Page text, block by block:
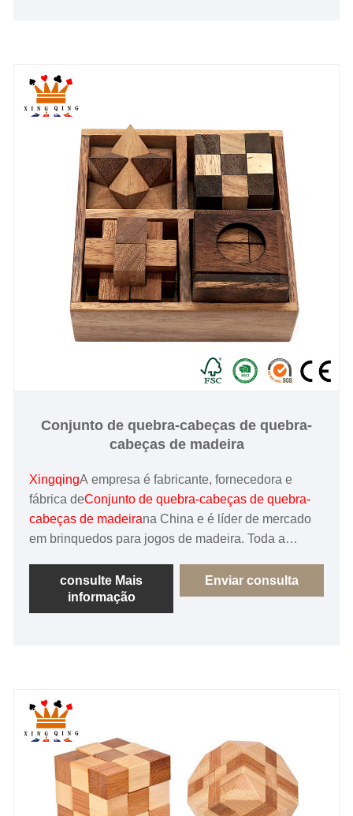
Conjunto de quebra-cabeças de quebra-
cabeças de madeira
XingqingA empresa é fabricante, fornecedora e
fábrica deConjunto de quebra-cabeças de quebra-
cabeças de madeirana China e é líder de mercado
em brinquedos para jogos de madeira. Toda a
certificada pelo FSC e BSCI e somos o fornecedor
preferido de muitas grandes marcas na China.
consulte Mais
informação
Enviar consulta